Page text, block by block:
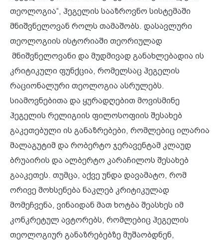
თეოლოგია“, ჰეგელის სააზროვნო სისტემაში
მნიშვნელოვან როლს თამაშობს. დასავლური
თეოლოგიის ისტორიაში თეორიულად
მნიშვნელოვანი და მუდმივად განახლებადია ის
კრიტიკული ფუნქცია, რომელსაც ჰეგელის
რაციონალური თეოლოგია ასრულებს.
სიამოვნებითა და ყურადღებით მოვისმინე
ჰეგელის რელიგიის ფილოსოფიის შესახებ
გაკეთებული ის განაზრებები, რომლებიც ილარია
მალაგუტიმ და რობერტო ჯერავენტამ კლაუდ
ბრუაირის და ალბერტო კარაჩილოს შესახებ
გააკეთეს. თუმცა, აქვე უნდა დავამატო, რომ
ორივე მოხსენება ნაკლებ კრიტიკულად
მომეჩვენა, ვინაიდან მათ ხოტბა შეასხეს იმ
კონკრეტულ ავტორებს, რომლებიც ჰეგელის
თეოლოგიურ განაზრებებზე მუშაობდნენ,